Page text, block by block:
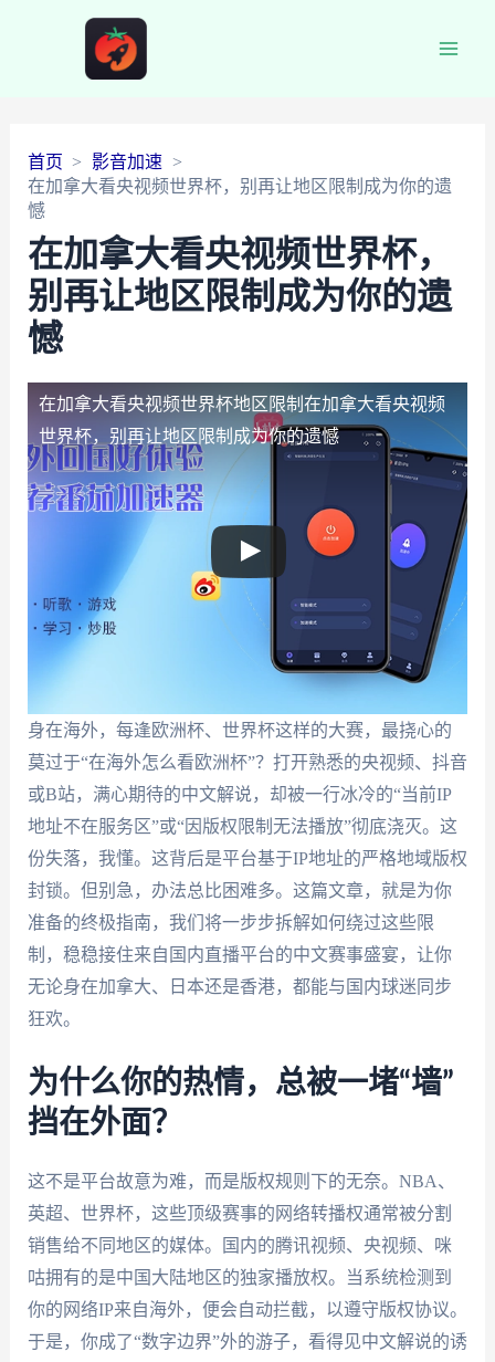
首页
影音加速
在加拿大看央视频世界杯，别再让地区限制成为你的遗
憾
在加拿大看央视频世界杯，
别再让地区限制成为你的遗
憾
在加拿大看央视频世界杯地区限制 在加拿大看央视频
世界杯，别再让地区限制成为你的遗憾
身在海外，每逢欧洲杯、世界杯这样的大赛，最挠心的
莫过于“在海外怎么看欧洲杯”？打开熟悉的央视频、抖音
或B站，满心期待的中文解说，却被一行冰冷的“当前IP
地址不在服务区”或“因版权限制无法播放”彻底浇灭。这
份失落，我懂。这背后是平台基于IP地址的严格地域版权
封锁。但别急，办法总比困难多。这篇文章，就是为你
准备的终极指南，我们将一步步拆解如何绕过这些限
制，稳稳接住来自国内直播平台的中文赛事盛宴，让你
无论身在加拿大、日本还是香港，都能与国内球迷同步
狂欢。
为什么你的热情，总被一堵“墙”
挡在外面？
这不是平台故意为难，而是版权规则下的无奈。NBA、
英超、世界杯，这些顶级赛事的网络转播权通常被分割
销售给不同地区的媒体。国内的腾讯视频、央视频、咪
咕拥有的是中国大陆地区的独家播放权。当系统检测到
你的网络IP来自海外，便会自动拦截，以遵守版权协议。
于是，你成了“数字边界”外的游子，看得见中文解说的诱